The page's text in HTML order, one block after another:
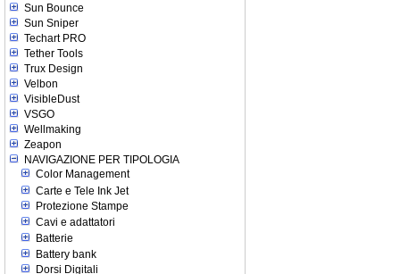
Sun Bounce
Sun Sniper
Techart PRO
Tether Tools
Trux Design
Velbon
VisibleDust
VSGO
Wellmaking
Zeapon
NAVIGAZIONE PER TIPOLOGIA
Color Management
Carte e Tele Ink Jet
Protezione Stampe
Cavi e adattatori
Batterie
Battery bank
Dorsi Digitali